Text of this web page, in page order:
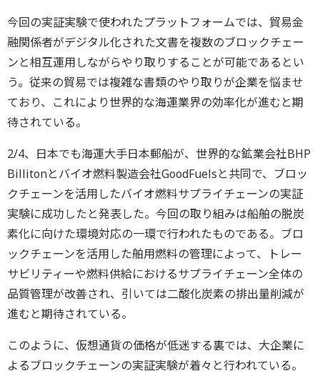
今回の実証実験で使われたプラットフォームでは、貿易金
融関係者がデジタル化された文書を複数のブロックチェー
ンと相互運用しながらやり取りすることが可能であるとい
う。従来の貿易では複雑な書類のやり取りが企業を悩ませ
ており、これにより世界的な海運業界の効率化が進むと期
待されている。
2/4、日本でも海運大手日本郵船が、世界的な鉱業会社BHP
Billitonとバイオ燃料製造会社GoodFuelsと共同で、ブロッ
クチェーンを活用したバイオ燃料サプライチェーンの実証
実験に成功したと発表した。今回の取り組みは船舶の脱炭
素化に向けた環境対応の一環で行われたものである。ブロ
ックチェーンを活用した舶用燃料の管理によって、トレー
サビリティーや燃料供給におけるサプライチェーン全体の
品質管理が改善され、引いては二酸化炭素の排出量削減が
進むと期待されている。
このように、仮想通貨の価格が低迷する裏では、大企業に
よるブロックチェーンの実証実験が着々と行われている。